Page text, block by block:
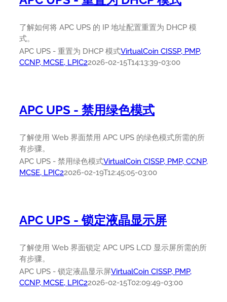
了解如何将 APC UPS 的 IP 地址配置重置为 DHCP 模
式。
APC UPS - 重置为 DHCP 模式VirtualCoin CISSP, PMP,
CCNP, MCSE, LPIC22026-02-15T14:13:39-03:00
APC UPS - 禁用绿色模式
了解使用 Web 界面禁用 APC UPS 的绿色模式所需的所
有步骤。
APC UPS - 禁用绿色模式VirtualCoin CISSP, PMP, CCNP,
MCSE, LPIC22026-02-19T12:45:05-03:00
APC UPS - 锁定液晶显示屏
了解使用 Web 界面锁定 APC UPS LCD 显示屏所需的所
有步骤。
APC UPS - 锁定液晶显示屏VirtualCoin CISSP, PMP,
CCNP, MCSE, LPIC22026-02-15T02:09:49-03:00